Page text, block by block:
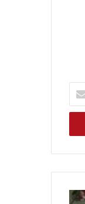
е
і
а
р